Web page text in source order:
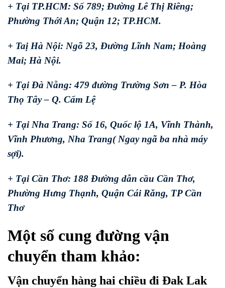
+ Tại TP.HCM: Số 789; Đường Lê Thị Riêng;
Phường Thới An; Quận 12; TP.HCM.
+ Taị Hà Nội: Ngõ 23, Đường Lĩnh Nam; Hoàng
Mai; Hà Nội.
+ Tại Đà Nẵng: 479 đường Trường Sơn – P. Hòa
Thọ Tây – Q. Cẩm Lệ
+ Tại Nha Trang: Số 16, Quốc lộ 1A, Vĩnh Thành,
Vĩnh Phương, Nha Trang( Ngay ngã ba nhà máy
sợi).
+ Tại Cần Thơ: 188 Đường dẫn cầu Cần Thơ,
Phường Hưng Thạnh, Quận Cái Răng, TP Cần
Thơ
Một số cung đường vận
chuyển tham khảo:
Vận chuyển hàng hai chiều đi Đak Lak